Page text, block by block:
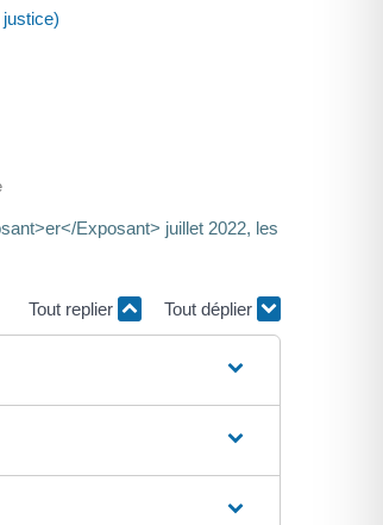
Exposant> juillet 2022, les
Tout replier Tout déplier